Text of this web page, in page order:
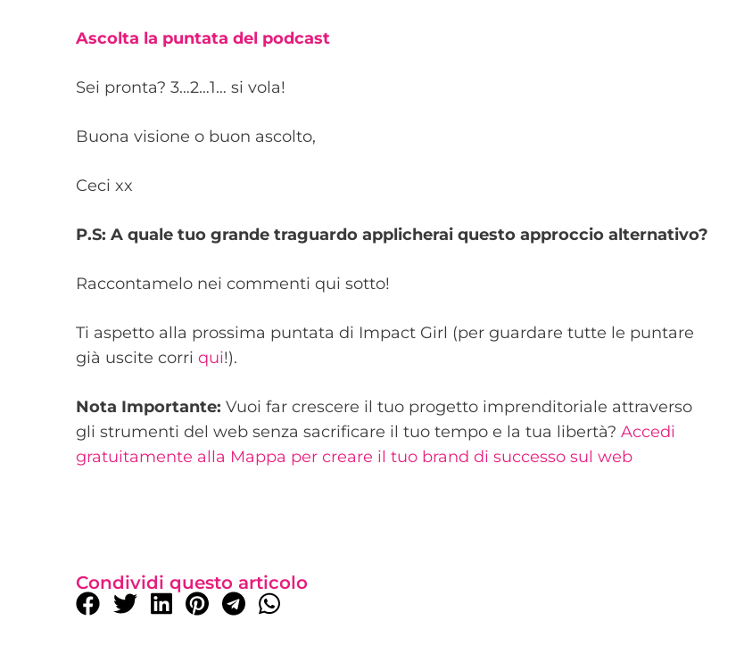
Ascolta la puntata del podcast
Sei pronta? 3…2…1… si vola!
Buona visione o buon ascolto,
Ceci xx
P.S: A quale tuo grande traguardo applicherai questo approccio alternativo?
Raccontamelo nei commenti qui sotto!
Ti aspetto alla prossima puntata di Impact Girl (per guardare tutte le puntare
già uscite corriqui!).
Nota Importante: Vuoi far crescere il tuo progetto imprenditoriale attraverso
gli strumenti del web senza sacrificare il tuo tempo e la tua libertà?Accedi
gratuitamente alla Mappa per creare il tuo brand di successo sul web
Condividi questo articolo